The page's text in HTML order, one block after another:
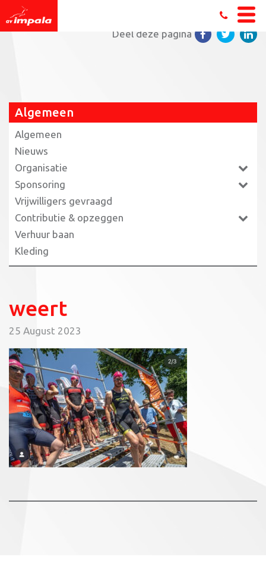
Home»Triathlon teamcompetitie in Weert
weert
Deel deze pagina
Algemeen
Algemeen
Nieuws
Organisatie
Sponsoring
Vrijwilligers gevraagd
Contributie & opzeggen
Verhuur baan
Kleding
weert
25 August 2023